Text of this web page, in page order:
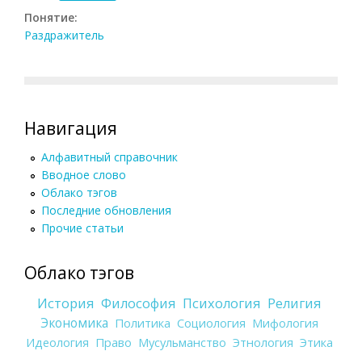
Понятие:
Раздражитель
Навигация
Алфавитный справочник
Вводное слово
Облако тэгов
Последние обновления
Прочие статьи
Облако тэгов
История Философия Психология Религия
Экономика Политика Социология Мифология
Идеология Право Мусульманство Этнология Этика